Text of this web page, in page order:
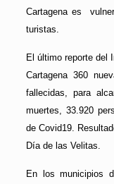
Cartagena es
turistas.
El último reporte del
Cartagena 360
fallecidas, para
muertes, 33.920
de Covid19.
Día de las Velitas.
En los municipios